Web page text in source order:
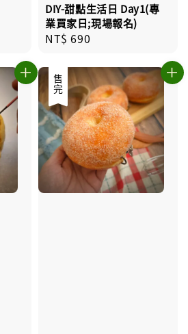
DIY-甜點生活日 Day1(專
業買家日;現場報名)
Regular
NT$ 690
售完